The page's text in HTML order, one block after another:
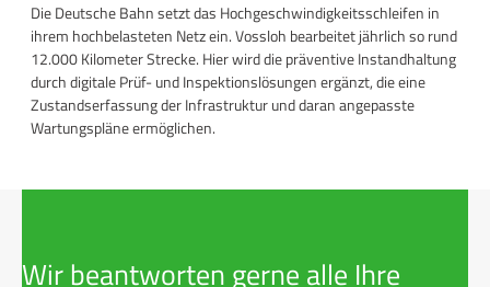
Die Deutsche Bahn setzt das Hochgeschwindigkeitsschleifen in
ihrem hochbelasteten Netz ein. Vossloh bearbeitet jährlich so rund
12.000 Kilometer Strecke. Hier wird die präventive Instandhaltung
durch digitale Prüf- und Inspektionslösungen ergänzt, die eine
Zustandserfassung der Infrastruktur und daran angepasste
Wartungspläne ermöglichen.
Wir beantworten gerne alle Ihre